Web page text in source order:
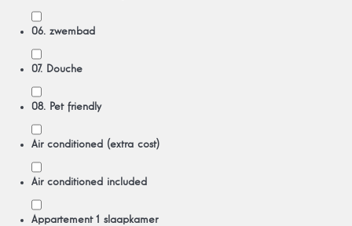
06. zwembad
07. Douche
08. Pet friendly
Air conditioned (extra cost)
Air conditioned included
Appartement 1 slaapkamer